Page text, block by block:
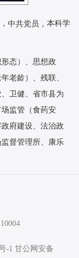
中共党员，本科学
态）、思想政
老龄）、残联、
卫健、省市县为
监管（食药安
府建设、法治政
督管理所、康乐
-1 甘公网安备